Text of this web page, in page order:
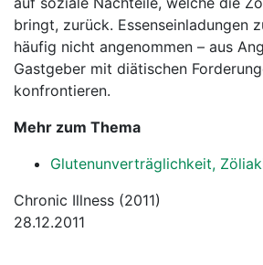
bringt, zurück. Essenseinladungen
häufig nicht angenommen – aus
Gastgeber mit diätischen
konfrontieren.
Mehr zum Thema
Glutenunverträglichkeit,
Chronic Illness (2011)
28.12.2011